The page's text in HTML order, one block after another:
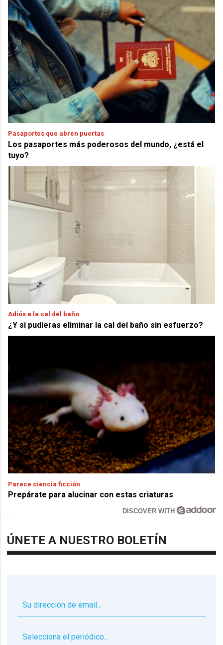
Pasaportes que abren puertas
Los pasaportes más poderosos del mundo, ¿está el
tuyo?
Adiós a la cal del baño
¿Y si pudieras eliminar la cal del baño sin esfuerzo?
Parece ciencia ficción
Prepárate para alucinar con estas criaturas
DISCOVER WITH
ÚNETE A NUESTRO BOLETÍN